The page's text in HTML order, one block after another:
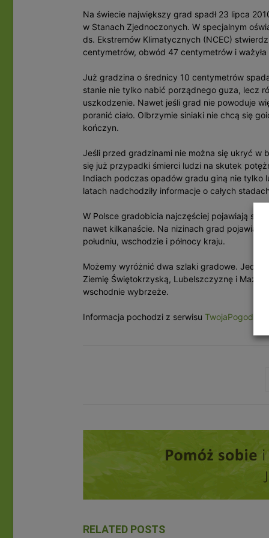
Na świecie największy grad spadł 23 lipca
w Stanach Zjednoczonych. W specjalnym
ds. Ekstremów Klimatycznych (NCEC)
centymetrów, obwód 47 centymetrów i
Już gradzina o średnicy 10 centymetrów
stanie nie tylko nabić porządnego guza, lecz
uszkodzenie. Nawet jeśli grad nie powoduje
poranić ciało. Olbrzymie siniaki nie chcą się
kończyn.
Jeśli przed gradzinami nie można się ukryć w
się już przypadki śmierci ludzi na skutek
Indiach podczas opadów gradu giną nie tylko
latach nadchodziły informacje o całych
W Polsce gradobicia najczęściej pojawiają się
nawet kilkanaście. Na nizinach grad pojawia
południu, wschodzie i północy kraju.
Możemy wyróżnić dwa szlaki gradowe. Jeden
Ziemię Świętokrzyską, Lubelszczyznę i
wschodnie wybrzeże.
Informacja pochodzi z serwisu TwojaPogoda
RELATED POSTS